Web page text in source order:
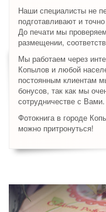
Наши специалисты не
подготавливают и
До печати мы
размещении,
Мы работаем через
Копылов и любой
постоянным клиентам
бонусов, так как мы
сотрудничестве с Вами.
Фотокнига в городе
можно притронуться!